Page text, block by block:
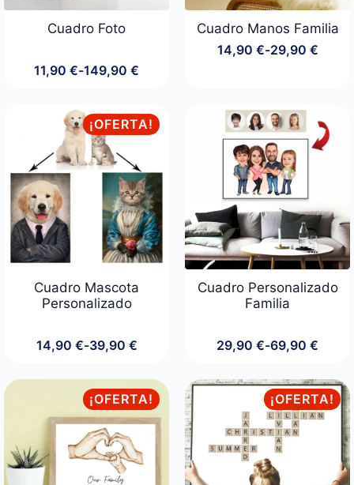
Cuadro Foto
11,90 €-149,90 €
Rango
desde
11,90 €
hasta
149,90 €
Cuadro Manos Familia
14,90 €-29,90 €
Rango
14,90 €
hasta
29,90 €
¡OFERTA!
Cuadro Mascota
Personalizado
14,90 €-39,90 €
Rango
precios:
desde
14,90 €
hasta
39,90 €
Cuadro Personalizado
Familia
29,90 €-69,90 €
Rango
precios:
desde
29,90 €
hasta
69,90 €
¡OFERTA! ¡OFERTA!